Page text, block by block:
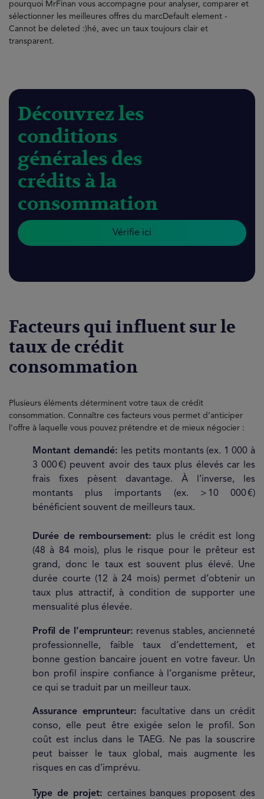
pourquoi MrFinan vous accompagne pour analyser, comparer et
sélectionner les meilleures offres du marcDefault element -
Cannot be deleted :)hé, avec un taux toujours clair et
transparent.
Découvrez les
conditions
générales des
crédits à la
consommation
Vérifie ici
Facteurs qui influent sur le
taux de crédit
consommation
Plusieurs éléments déterminent votre taux de crédit
consommation. Connaître ces facteurs vous permet d’anticiper
l’offre à laquelle vous pouvez prétendre et de mieux négocier :
Montant demandé:
les petits montants (ex. 1 000 à
3 000 €) peuvent avoir des taux plus élevés car les
frais fixes pèsent davantage. À l’inverse, les
montants plus importants (ex. > 10 000 €)
bénéficient souvent de meilleurs taux.
Durée de remboursement: plus le crédit est long
(48 à 84 mois), plus le risque pour le prêteur est
grand, donc le taux est souvent plus élevé. Une
durée courte (12 à 24 mois) permet d’obtenir un
taux plus attractif, à condition de supporter une
mensualité plus élevée.
Profil de l’emprunteur: revenus stables, ancienneté
professionnelle, faible taux d’endettement, et
bonne gestion bancaire jouent en votre faveur. Un
bon profil inspire confiance à l’organisme prêteur,
ce qui se traduit par un meilleur taux.
Assurance emprunteur:facultative dans un crédit
conso, elle peut être exigée selon le profil. Son
coût est inclus dans le TAEG. Ne pas la souscrire
peut baisser le taux global, mais augmente les
risques en cas d’imprévu.
Type de projet: certaines banques proposent des